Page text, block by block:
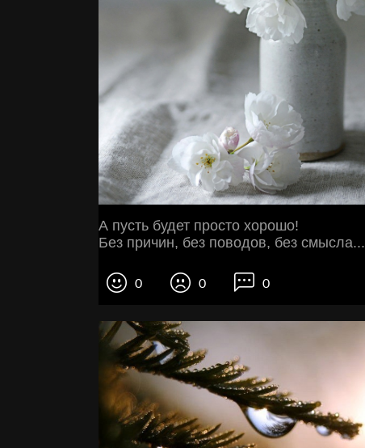
А пусть будет просто хорошо!
Без причин, без поводов, без смысла...
0 0 0